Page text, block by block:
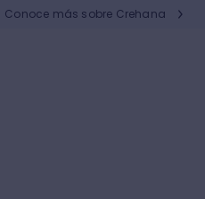
Conoce más sobre Crehana